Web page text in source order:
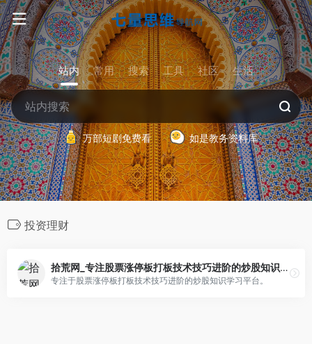
站内 常用 搜索 工具 社区 生活
万部短剧免费看 如是教务资料库
投资理财
拾荒网_专注股票涨停板打板技术技巧进阶的炒股知识学习网
专注于股票涨停板打板技术技巧进阶的炒股知识学习平台。